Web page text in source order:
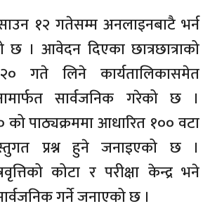
१२ गतेसम्म अनलाइनबाटै भर्न
। आवेदन दिएका छात्रछात्राको
गते लिने कार्यतालिकासमेत
सार्वजनिक गरेको छ ।
को पाठ्यक्रममा आधारित १०० वटा
प्रश्न हुने जनाइएको छ ।
कोटा र परीक्षा केन्द्र भने
गर्ने जनाएको छ ।